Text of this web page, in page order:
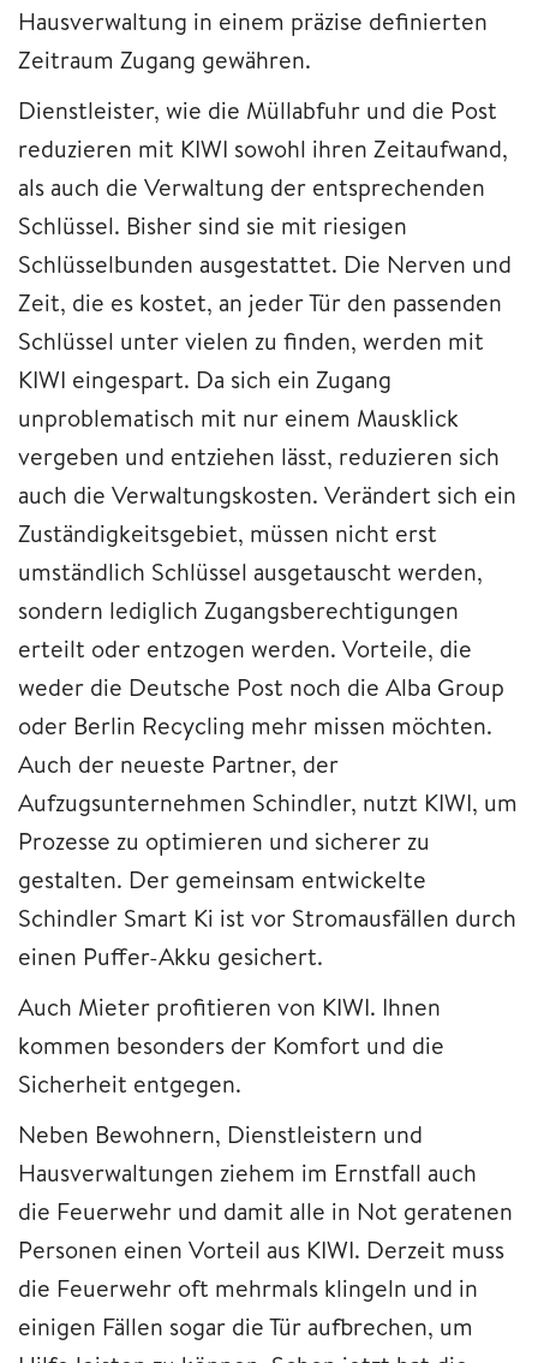
Hausverwaltung in einem präzise definierten
Zeitraum Zugang gewähren.
Dienstleister, wie die Müllabfuhr und die Post
reduzieren mit KIWI sowohl ihren Zeitaufwand,
als auch die Verwaltung der entsprechenden
Schlüssel. Bisher sind sie mit riesigen
Schlüsselbunden ausgestattet. Die Nerven und
Zeit, die es kostet, an jeder Tür den passenden
Schlüssel unter vielen zu finden, werden mit
KIWI eingespart. Da sich ein Zugang
unproblematisch mit nur einem Mausklick
vergeben und entziehen lässt, reduzieren sich
auch die Verwaltungskosten. Verändert sich ein
Zuständigkeitsgebiet, müssen nicht erst
umständlich Schlüssel ausgetauscht werden,
sondern lediglich Zugangsberechtigungen
erteilt oder entzogen werden. Vorteile, die
weder die Deutsche Post noch die Alba Group
oder Berlin Recycling mehr missen möchten.
Auch der neueste Partner, der
Aufzugsunternehmen Schindler, nutzt KIWI, um
Prozesse zu optimieren und sicherer zu
gestalten. Der gemeinsam entwickelte
Schindler Smart Ki ist vor Stromausfällen durch
einen Puffer-Akku gesichert.
Auch Mieter profitieren von KIWI. Ihnen
kommen besonders der Komfort und die
Sicherheit entgegen.
Neben Bewohnern, Dienstleistern und
Hausverwaltungen ziehem im Ernstfall auch
die Feuerwehr und damit alle in Not geratenen
Personen einen Vorteil aus KIWI. Derzeit muss
die Feuerwehr oft mehrmals klingeln und in
einigen Fällen sogar die Tür aufbrechen, um